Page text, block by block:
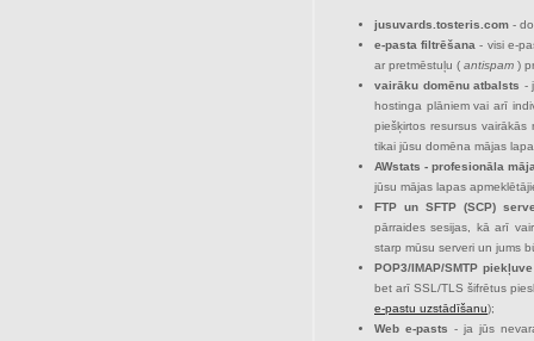
jusuvards.tosteris.com -
e-pasta filtrēšana - visi e-
ar pretmēstuļu ( antispam )
vairāku domēnu atbalsts -
hostinga plāniem vai arī
piešķirtos resursus
tikai jūsu domēna mājas
AWstats - profesionāla
jūsu mājas lapas
FTP un SFTP (SCP)
pārraides sesijas, kā arī
starp mūsu serveri un jums
POP3/IMAP/SMTP
bet arī SSL/TLS šifrētus
e-pastu uzstādīšanu);
Web e-pasts - ja jūs